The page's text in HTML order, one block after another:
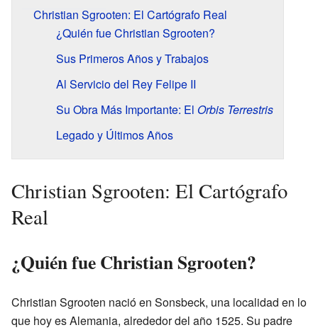
Christian Sgrooten: El Cartógrafo Real
¿Quién fue Christian Sgrooten?
Sus Primeros Años y Trabajos
Al Servicio del Rey Felipe II
Su Obra Más Importante: El Orbis Terrestris
Legado y Últimos Años
Christian Sgrooten: El Cartógrafo
Real
¿Quién fue Christian Sgrooten?
Christian Sgrooten nació en Sonsbeck, una localidad en lo
que hoy es Alemania, alrededor del año 1525. Su padre